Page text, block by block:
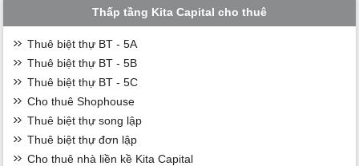
Thấp tầng Kita Capital cho thuê
Thuê biệt thự BT - 5A
Thuê biệt thự BT - 5B
Thuê biệt thự BT - 5C
Cho thuê Shophouse
Thuê biệt thự song lập
Thuê biệt thự đơn lập
Cho thuê nhà liền kề Kita Capital